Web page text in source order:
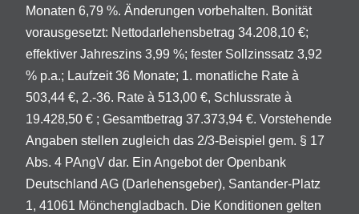
Monaten 6,79 %. Änderungen vorbehalten. Bonität
vorausgesetzt: Nettodarlehensbetrag 34.208,10 €;
effektiver Jahreszins 3,99 %; fester Sollzinssatz 3,92
% p.a.; Laufzeit 36 Monate; 1. monatliche Rate à
503,44 €, 2.-36. Rate à 513,00 €, Schlussrate à
19.428,50 € ; Gesamtbetrag 37.373,94 €. Vorstehende
Angaben stellen zugleich das 2/3-Beispiel gem. § 17
Abs. 4 PAngV dar. Ein Angebot der Openbank
Deutschland AG (Darlehensgeber), Santander-Platz
1, 41061 Mönchengladbach. Die Konditionen gelten